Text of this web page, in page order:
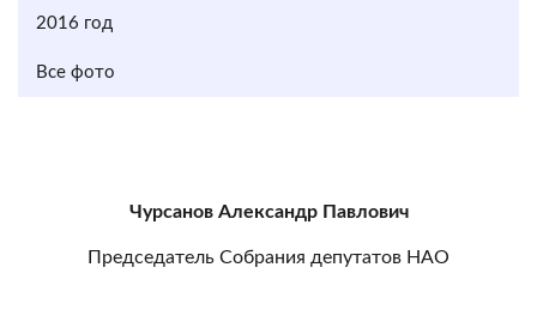
2016 год
Все фото
Чурсанов Александр Павлович
Председатель Собрания депутатов НАО